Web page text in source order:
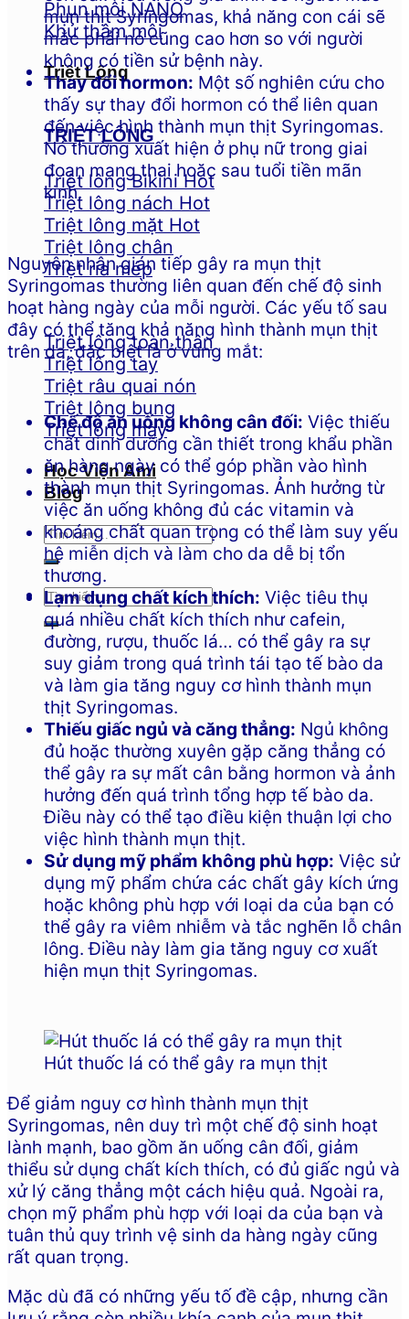
Phun môi NANO
Khử thâm môi
Triệt Lông
TRIỆT LÔNG
Triệt lông Bikini
Triệt lông nách
Triệt lông mặt
Triệt lông chân
Triệt ria mép
Triệt lông toàn thân
Triệt lông tay
Triệt râu quai nón
Triệt lông bụng
Triệt lông mày
Học Viện Ami
Blog
mụn thịt Syringomas, khả năng con cái sẽ
mắc phải nó cũng cao hơn so với người
không có tiền sử bệnh này.
Thay đổi hormon: Một số nghiên cứu cho
thấy sự thay đổi hormon có thể liên quan
đến việc hình thành mụn thịt Syringomas.
Nó thường xuất hiện ở phụ nữ trong giai
đoạn mang thai hoặc sau tuổi tiền mãn
kinh.
Nguyên nhân gián tiếp gây ra mụn thịt
Syringomas thường liên quan đến chế độ sinh
hoạt hàng ngày của mỗi người. Các yếu tố sau
đây có thể tăng khả năng hình thành mụn thịt
trên da, đặc biệt là ở vùng mắt:
Chế độ ăn uống không cân đối: Việc thiếu
chất dinh dưỡng cần thiết trong khẩu phần
ăn hàng ngày có thể góp phần vào hình
thành mụn thịt Syringomas. Ảnh hưởng từ
việc ăn uống không đủ các vitamin và
khoáng chất quan trọng có thể làm suy yếu
hệ miễn dịch và làm cho da dễ bị tổn
thương.
Lạm dụng chất kích thích: Việc tiêu thụ
quá nhiều chất kích thích như cafein,
đường, rượu, thuốc lá… có thể gây ra sự
suy giảm trong quá trình tái tạo tế bào da
và làm gia tăng nguy cơ hình thành mụn
thịt Syringomas.
Thiếu giấc ngủ và căng thẳng: Ngủ không
đủ hoặc thường xuyên gặp căng thẳng có
thể gây ra sự mất cân bằng hormon và ảnh
hưởng đến quá trình tổng hợp tế bào da.
Điều này có thể tạo điều kiện thuận lợi cho
việc hình thành mụn thịt.
Sử dụng mỹ phẩm không phù hợp: Việc sử
dụng mỹ phẩm chứa các chất gây kích ứng
hoặc không phù hợp với loại da của bạn có
thể gây ra viêm nhiễm và tắc nghẽn lỗ chân
lông. Điều này làm gia tăng nguy cơ xuất
hiện mụn thịt Syringomas.
Hút thuốc lá có thể gây ra mụn thịt
Để giảm nguy cơ hình thành mụn thịt
Syringomas, nên duy trì một chế độ sinh hoạt
lành mạnh, bao gồm ăn uống cân đối, giảm
thiểu sử dụng chất kích thích, có đủ giấc ngủ và
xử lý căng thẳng một cách hiệu quả. Ngoài ra,
chọn mỹ phẩm phù hợp với loại da của bạn và
tuân thủ quy trình vệ sinh da hàng ngày cũng
rất quan trọng.
Mặc dù đã có những yếu tố đề cập, nhưng cần